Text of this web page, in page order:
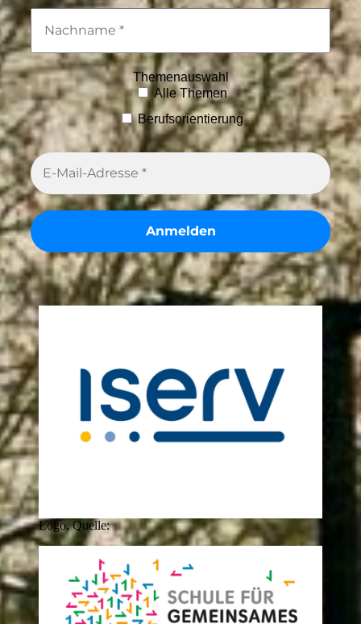
Themenauswahl
Alle Themen
Berufsorientierung
Logo, Quelle: